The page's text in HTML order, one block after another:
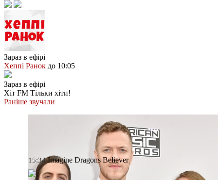
Зараз в ефірі
Хеппі Ранок до 10:05
Зараз в ефірі
Хіт FM Тільки хіти!
Раніше звучали
15:34 Imagine Dragons Believer